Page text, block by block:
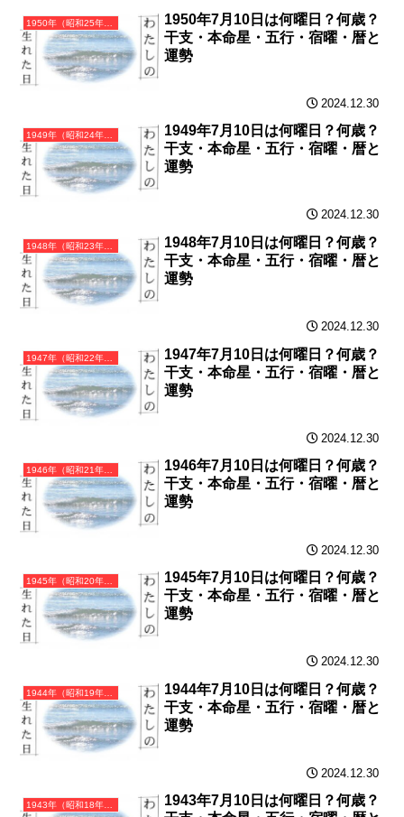
1950年（昭和25年）庚寅（かのえとら）・寅年（とら年）カレンダー（月曜はじまり）
1950年7月10日は何曜日？何歳？
干支・本命星・五行・宿曜・暦と
運勢
2024.12.30
1949年（昭和24年）己丑（つちのとうし）・丑年（うし年）カレンダー（月曜はじまり）
1949年7月10日は何曜日？何歳？
干支・本命星・五行・宿曜・暦と
運勢
2024.12.30
1948年（昭和23年）戊子（つちのえね）・子年（ねずみ年）カレンダー（月曜はじまり）
1948年7月10日は何曜日？何歳？
干支・本命星・五行・宿曜・暦と
運勢
2024.12.30
1947年（昭和22年）丁亥（ひのとい）・亥年（いのしし年）カレンダー（月曜はじまり）
1947年7月10日は何曜日？何歳？
干支・本命星・五行・宿曜・暦と
運勢
2024.12.30
1946年（昭和21年）丙戌（ひのえいぬ）・戌年（いぬ年）カレンダー（月曜はじまり）
1946年7月10日は何曜日？何歳？
干支・本命星・五行・宿曜・暦と
運勢
2024.12.30
1945年（昭和20年）乙酉（きのととり）・酉年（とり年）カレンダー（月曜はじまり）
1945年7月10日は何曜日？何歳？
干支・本命星・五行・宿曜・暦と
運勢
2024.12.30
1944年（昭和19年）甲申（きのえさる）・申年（さる年）カレンダー（月曜はじまり）
1944年7月10日は何曜日？何歳？
干支・本命星・五行・宿曜・暦と
運勢
2024.12.30
1943年（昭和18年）癸未（みずのとひつじ）・未年（ひつじ年）カレンダー（月曜はじまり）
1943年7月10日は何曜日？何歳？